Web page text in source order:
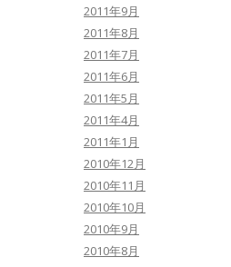
2011年9月
2011年8月
2011年7月
2011年6月
2011年5月
2011年4月
2011年1月
2010年12月
2010年11月
2010年10月
2010年9月
2010年8月